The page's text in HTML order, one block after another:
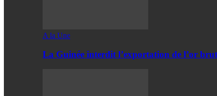
A la Une
La Guinée interdit l’exportation de l’or brut